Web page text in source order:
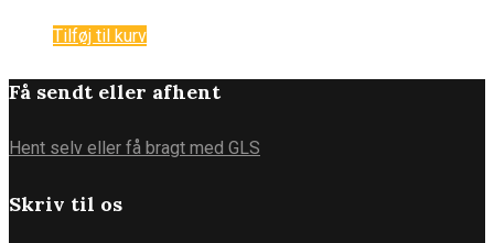
Tilføj til kurv
Få sendt eller afhent
Hent selv eller få bragt med GLS
Skriv til os